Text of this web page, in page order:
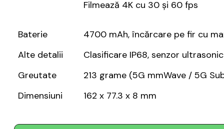
Filmează 4K cu 30 și 60 fps
Baterie
4700 mAh, încărcare pe fir cu
Alte detalii
Clasificare IP68, senzor
Greutate
213 grame (5G mmWave / 5G
Dimensiuni
162 x 77.3 x 8 mm